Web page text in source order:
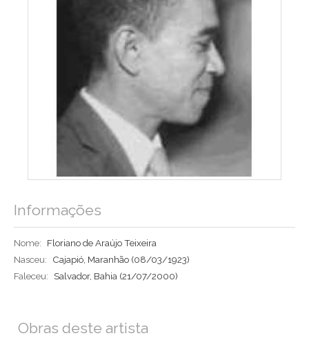
Informações
Nome:
Floriano de Araújo Teixeira
Nasceu:
Cajapió, Maranhão (08/03/1923)
Faleceu:
Salvador, Bahia (21/07/2000)
Obras deste artista